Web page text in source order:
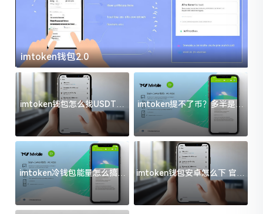
imtoken钱包2.0
imtoken钱包怎么找USDT地
址？三步搞定不踩坑
imtoken提不了币？多半是这
几件事没处理好
imtoken冷钱包能量怎么搞？
过来人告诉你门道
imtoken钱包安卓怎么下 官方
渠道避坑指南